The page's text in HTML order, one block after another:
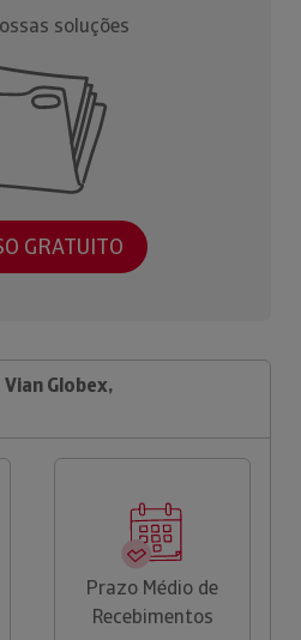
soluções
GRATUITO
Globex,
Prazo Médio de
Recebimentos